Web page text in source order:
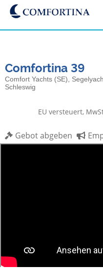
Comfortina 39
Comfort Yachts (SE),
Schleswig
EU versteuert,
Gebot abgeben